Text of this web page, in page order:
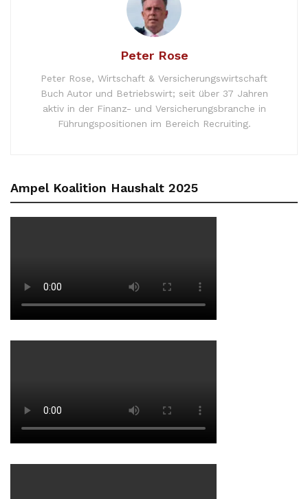
Peter Rose
Peter Rose, Wirtschaft & Versicherungswirtschaft
Buch Autor und Betriebswirt; seit über 37 Jahren
aktiv in der Finanz- und Versicherungsbranche in
Führungspositionen im Bereich Recruiting.
Ampel Koalition Haushalt 2025